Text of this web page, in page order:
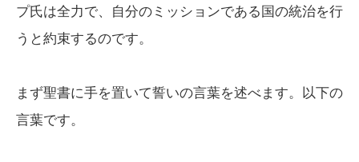
プ氏は全力で、自分のミッションである国の統治を行
うと約束するのです。
まず聖書に手を置いて誓いの言葉を述べます。以下の
言葉です。